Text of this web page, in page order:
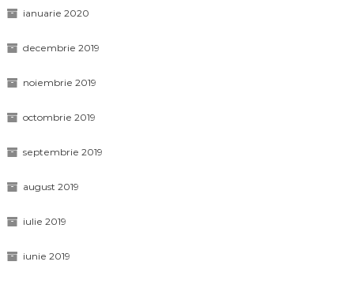
ianuarie 2020
decembrie 2019
noiembrie 2019
octombrie 2019
septembrie 2019
august 2019
iulie 2019
iunie 2019